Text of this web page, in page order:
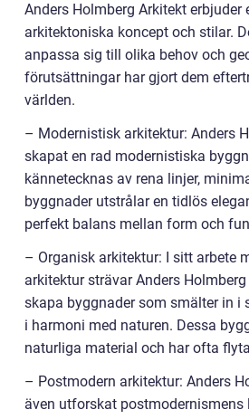
Anders Holmberg Arkitekt erbjuder
arkitektoniska koncept och stilar.
anpassa sig till olika behov och
förutsättningar har gjort dem
världen.
– Modernistisk arkitektur: Anders
skapat en rad modernistiska
kännetecknas av rena linjer,
byggnader utstrålar en tidlös
perfekt balans mellan form och
– Organisk arkitektur: I sitt arbete
arkitektur strävar Anders
skapa byggnader som smälter in i
i harmoni med naturen. Dessa
naturliga material och har ofta
– Postmodern arkitektur: Anders
även utforskat postmodernismens